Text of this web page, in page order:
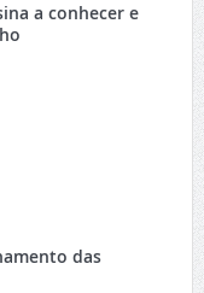
a conhecer e
das